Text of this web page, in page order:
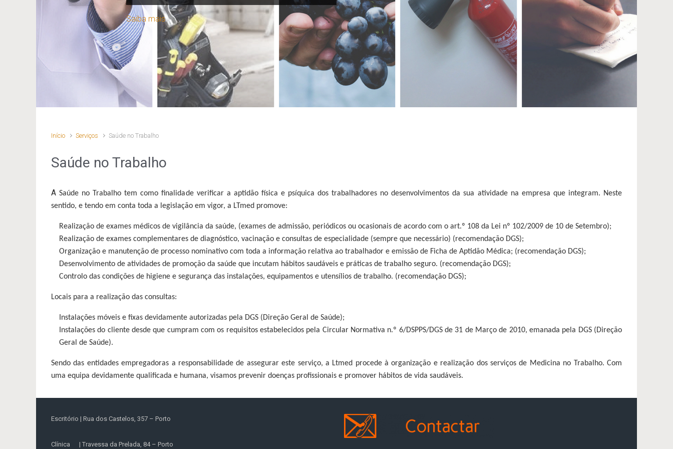
Saiba mais
Início Serviços Saúde no Trabalho
Saúde no Trabalho
A Saúde no Trabalho tem como finalidade verificar a aptidão física e psíquica dos trabalhadores no desenvolvimentos da sua atividade na empresa que integram. Neste
sentido, e tendo em conta toda a legislação em vigor, a LTmed promove:
Realização de exames médicos de vigilância da saúde, (exames de admissão, periódicos ou ocasionais de acordo com o art.º 108 da Lei nº 102/2009 de 10 de Setembro);
Realização de exames complementares de diagnóstico, vacinação e consultas de especialidade (sempre que necessário) (recomendação DGS);
Organização e manutenção de processo nominativo com toda a informação relativa ao trabalhador e emissão de Ficha de Aptidão Médica; (recomendação DGS);
Desenvolvimento de atividades de promoção da saúde que incutam hábitos saudáveis e práticas de trabalho seguro. (recomendação DGS);
Controlo das condições de higiene e segurança das instalações, equipamentos e utensílios de trabalho. (recomendação DGS);
Locais para a realização das consultas:
Instalações móveis e fixas devidamente autorizadas pela DGS (Direção Geral de Saúde);
Instalações do cliente desde que cumpram com os requisitos estabelecidos pela Circular Normativa n.º 6/DSPPS/DGS de 31 de Março de 2010, emanada pela DGS (Direção
Geral de Saúde).
Sendo das entidades empregadoras a responsabilidade de assegurar este serviço, a Ltmed procede à organização e realização dos serviços de Medicina no Trabalho. Com
uma equipa devidamente qualificada e humana, visamos prevenir doenças profissionais e promover hábitos de vida saudáveis.
Escritório | Rua dos Castelos, 357 – Porto
Clínica | Travessa da Prelada, 84 – Porto